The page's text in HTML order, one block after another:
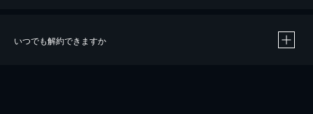
いつでも解約できますか